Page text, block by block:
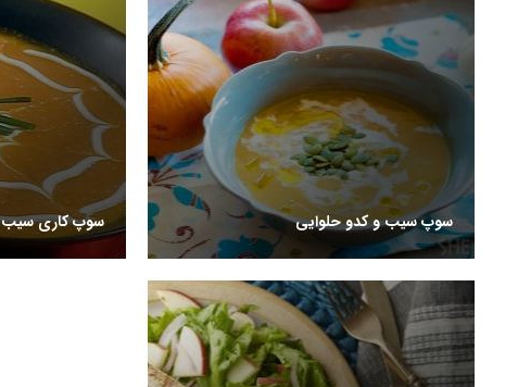
سوپ سیب و کدو حلوایی سوپ کاری